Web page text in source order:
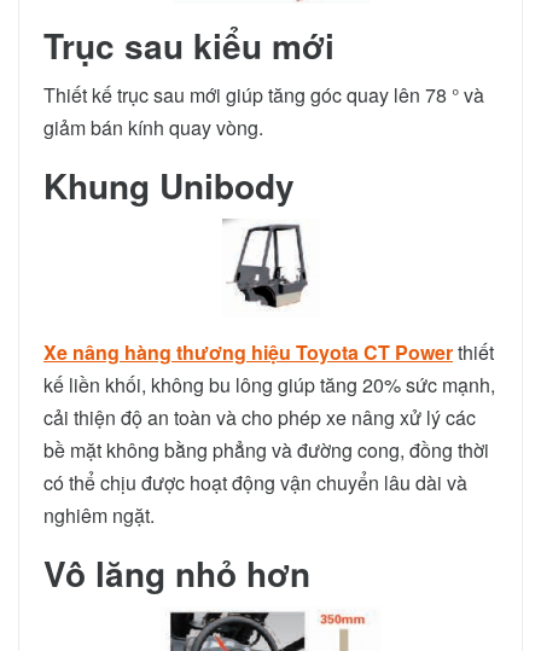
Trục sau kiểu mới
Thiết kế trục sau mới giúp tăng góc quay lên 78 ° và
giảm bán kính quay vòng.
Khung Unibody
Xe nâng hàng thương hiệu Toyota CT Powerthiết
kế liền khối, không bu lông giúp tăng 20% ​​sức mạnh,
cải thiện độ an toàn và cho phép xe nâng xử lý các
bề mặt không bằng phẳng và đường cong, đồng thời
có thể chịu được hoạt động vận chuyển lâu dài và
nghiêm ngặt.
Vô lăng nhỏ hơn